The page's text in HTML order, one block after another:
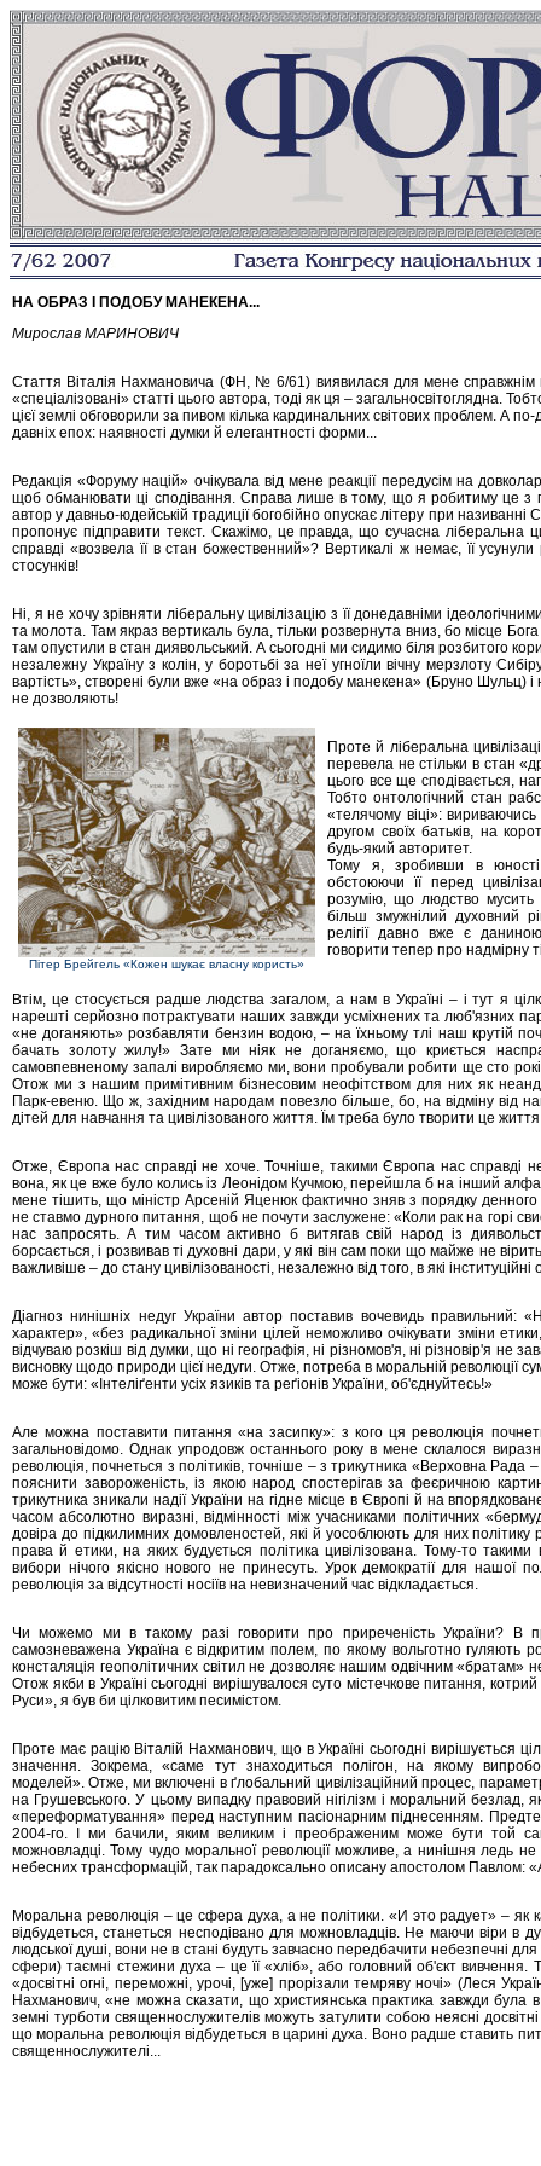
НА ОБРАЗ І ПОДОБУ МАНЕКЕНА...
Мирослав МАРИНОВИЧ
Стаття Віталія Нахмановича (ФН, № 6/61) виявилася для мене
«спеціалізовані» статті цього автора, тоді як ця – загальносвітоглядна.
цієї землі обговорили за пивом кілька кардинальних світових проблем. А
давніх епох: наявності думки й елегантності форми...
Редакція «Форуму націй» очікувала від мене реакції передусім на
щоб обманювати ці сподівання. Справа лише в тому, що я робитиму це з
автор у давньо-юдейській традиції богобійно опускає літеру при називанні
пропонує підправити текст. Скажімо, це правда, що сучасна ліберальна
справді «возвела її в стан божественний»? Вертикалі ж немає, її
стосунків!
Ні, я не хочу зрівняти ліберальну цивілізацію з її донедавніми
та молота. Там якраз вертикаль була, тільки розвернута вниз, бо місце
там опустили в стан диявольський. А сьогодні ми сидимо біля розбитого
незалежну Україну з колін, у боротьбі за неї угноїли вічну мерзлоту
вартість», створені були вже «на образ і подобу манекена» (Бруно Шульц)
не дозволяють!
Пітер Брейгель «Кожен шукає власну користь»
Проте й ліберальна
перевела не стільки в стан
цього все ще сподівається,
Тобто онтологічний стан
«телячому віці»: вириваючись
другом своїх батьків, на
будь-який авторитет.
Тому я, зробивши в юності
обстоюючи її перед
розумію, що людство
більш змужнілий духовний
релігії давно вже є
говорити тепер про надмірну
Втім, це стосується радше людства загалом, а нам в Україні – і тут я
нарешті серйозно потрактувати наших завжди усміхнених та люб'язних
«не доганяють» розбавляти бензин водою, – на їхньому тлі наш крутій
бачать золоту жилу!» Зате ми ніяк не доганяємо, що криється
самовпевненому запалі виробляємо ми, вони пробували робити ще сто
Отож ми з нашим примітивним бізнесовим неофітством для них як
Парк-евеню. Що ж, західним народам повезло більше, бо, на відміну від
дітей для навчання та цивілізованого життя. Їм треба було творити це
Отже, Європа нас справді не хоче. Точніше, такими Європа нас справді
вона, як це вже було колись із Леонідом Кучмою, перейшла б на інший
мене тішить, що міністр Арсеній Яценюк фактично зняв з порядку
не ставмо дурного питання, щоб не почути заслужене: «Коли рак на горі
нас запросять. А тим часом активно б витягав свій народ із
борсається, і розвивав ті духовні дари, у які він сам поки що майже не
важливіше – до стану цивілізованості, незалежно від того, в які
Діагноз нинішніх недуг України автор поставив вочевидь правильний:
характер», «без радикальної зміни цілей неможливо очікувати зміни
відчуваю розкіш від думки, що ні географія, ні різномов'я, ні різновір'я не
висновку щодо природи цієї недуги. Отже, потреба в моральній революції
може бути: «Інтеліґенти усіх язиків та реґіонів України, об'єднуйтесь!»
Але можна поставити питання «на засипку»: з кого ця революція
загальновідомо. Однак упродовж останнього року в мене склалося
революція, почнеться з політиків, точніше – з трикутника «Верховна
пояснити завороженість, із якою народ спостерігав за феєричною
трикутника зникали надії України на гідне місце в Європі й на
часом абсолютно виразні, відмінності між учасниками політичних
довіра до підкилимних домовленостей, які й уособлюють для них
права й етики, на яких будується політика цивілізована. Тому-то
вибори нічого якісно нового не принесуть. Урок демократії для нашої
революція за відсутності носіїв на невизначений час відкладається.
Чи можемо ми в такому разі говорити про приреченість України? В
самозневажена Україна є відкритим полем, по якому вольготно гуляють
консталяція геополітичних світил не дозволяє нашим одвічним «братам»
Отож якби в Україні сьогодні вирішувалося суто містечкове питання,
Руси», я був би цілковитим песимістом.
Проте має рацію Віталій Нахманович, що в Україні сьогодні вирішується
значення. Зокрема, «саме тут знаходиться полігон, на якому
моделей». Отже, ми включені в ґлобальний цивілізаційний процес,
на Грушевського. У цьому випадку правовий нігілізм і моральний безлад,
«переформатування» перед наступним пасіонарним піднесенням.
2004-го. І ми бачили, яким великим і преображеним може бути той
можновладці. Тому чудо моральної революції можливе, а нинішня ледь не
небесних трансформацій, так парадоксально описану апостолом Павлом:
Моральна революція – це сфера духа, а не політики. «И это радует» – як
відбудеться, станеться несподівано для можновладців. Не маючи віри в
людської душі, вони не в стані будуть завчасно передбачити небезпечні
сфери) таємні стежини духа – це її «хліб», або головний об'єкт
«досвітні огні, переможні, урочі, [уже] прорізали темряву ночі» (Леся
Нахманович, «не можна сказати, що християнська практика завжди була
земні турботи священнослужителів можуть затулити собою неясні
що моральна революція відбудеться в царині духа. Воно радше ставить
священнослужителі...